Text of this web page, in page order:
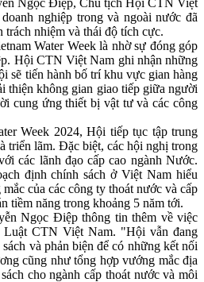
nghiệp trong và ngoài nước đã
nhiệm và thái độ tích cực.
Water Week là nhờ sự đóng góp
Hội CTN Việt Nam ghi nhận những
sẽ tiến hành bố trí khu vực gian hàng
thiện không gian giao tiếp giữa người
cung ứng thiết bị vật tư và các công
Week 2024, Hội tiếp tục tập trung
triển lãm. Đặc biệt, các hội nghị trong
các lãnh đạo cấp cao ngành Nước.
định chính sách ở Việt Nam hiểu
của các công ty thoát nước và cấp
tiềm năng trong khoảng 5 năm tới.
Ngọc Điệp thông tin thêm về việc
Luật CTN Việt Nam. "Hội vẫn đang
và phản biện để có những kết nối
cũng như tổng hợp vướng mắc địa
cho ngành cấp thoát nước và môi